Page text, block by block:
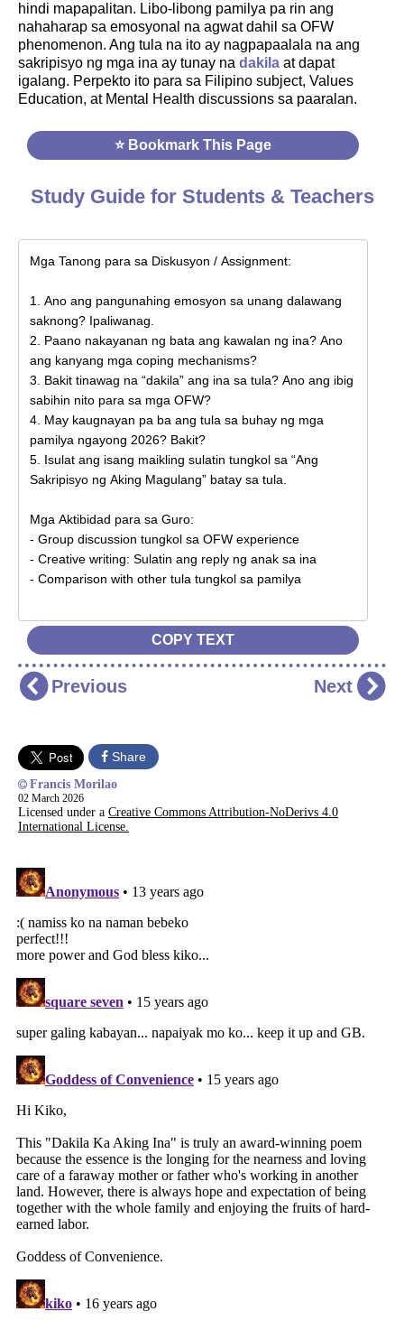
hindi mapapalitan. Libo-libong pamilya pa rin ang
nahaharap sa emosyonal na agwat dahil sa OFW
phenomenon. Ang tula na ito ay nagpapaalala na ang
sakripisyo ng mga ina ay tunay na dakila at dapat
igalang. Perpekto ito para sa Filipino subject, Values
Education, at Mental Health discussions sa paaralan.
⭐ Bookmark This Page
Study Guide for Students & Teachers
COPY TEXT
Previous Next
Share
Francis Morilao
02 March 2026
Licensed under a Creative Commons Attribution-NoDerivs 4.0
International License.